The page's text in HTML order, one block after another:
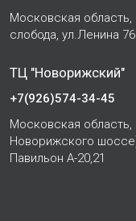
Московская
слобода, ул.Ленина
ТЦ "Новорижский"
+7(926)574-34-45
Московская
Новорижского
Павильон А-20,21